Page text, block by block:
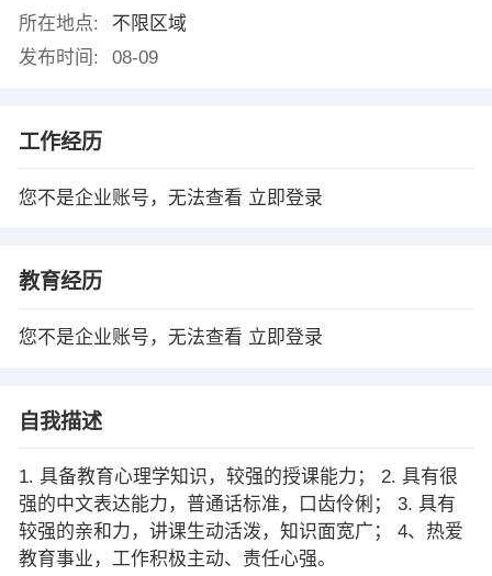
所在地点:
不限区域
发布时间:
08-09
工作经历
您不是企业账号，无法查看 立即登录
教育经历
您不是企业账号，无法查看 立即登录
自我描述
1. 具备教育心理学知识，较强的授课能力； 2. 具有很
强的中文表达能力，普通话标准，口齿伶俐； 3. 具有
较强的亲和力，讲课生动活泼，知识面宽广； 4、热爱
教育事业，工作积极主动、责任心强。